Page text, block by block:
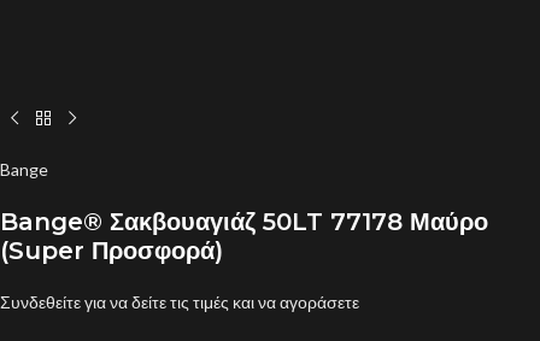
Bange
Bange® Σακβουαγιάζ 50LT 77178 Μαύρο
(Super Προσφορά)
Συνδεθείτε για να δείτε τις τιμές και να αγοράσετε